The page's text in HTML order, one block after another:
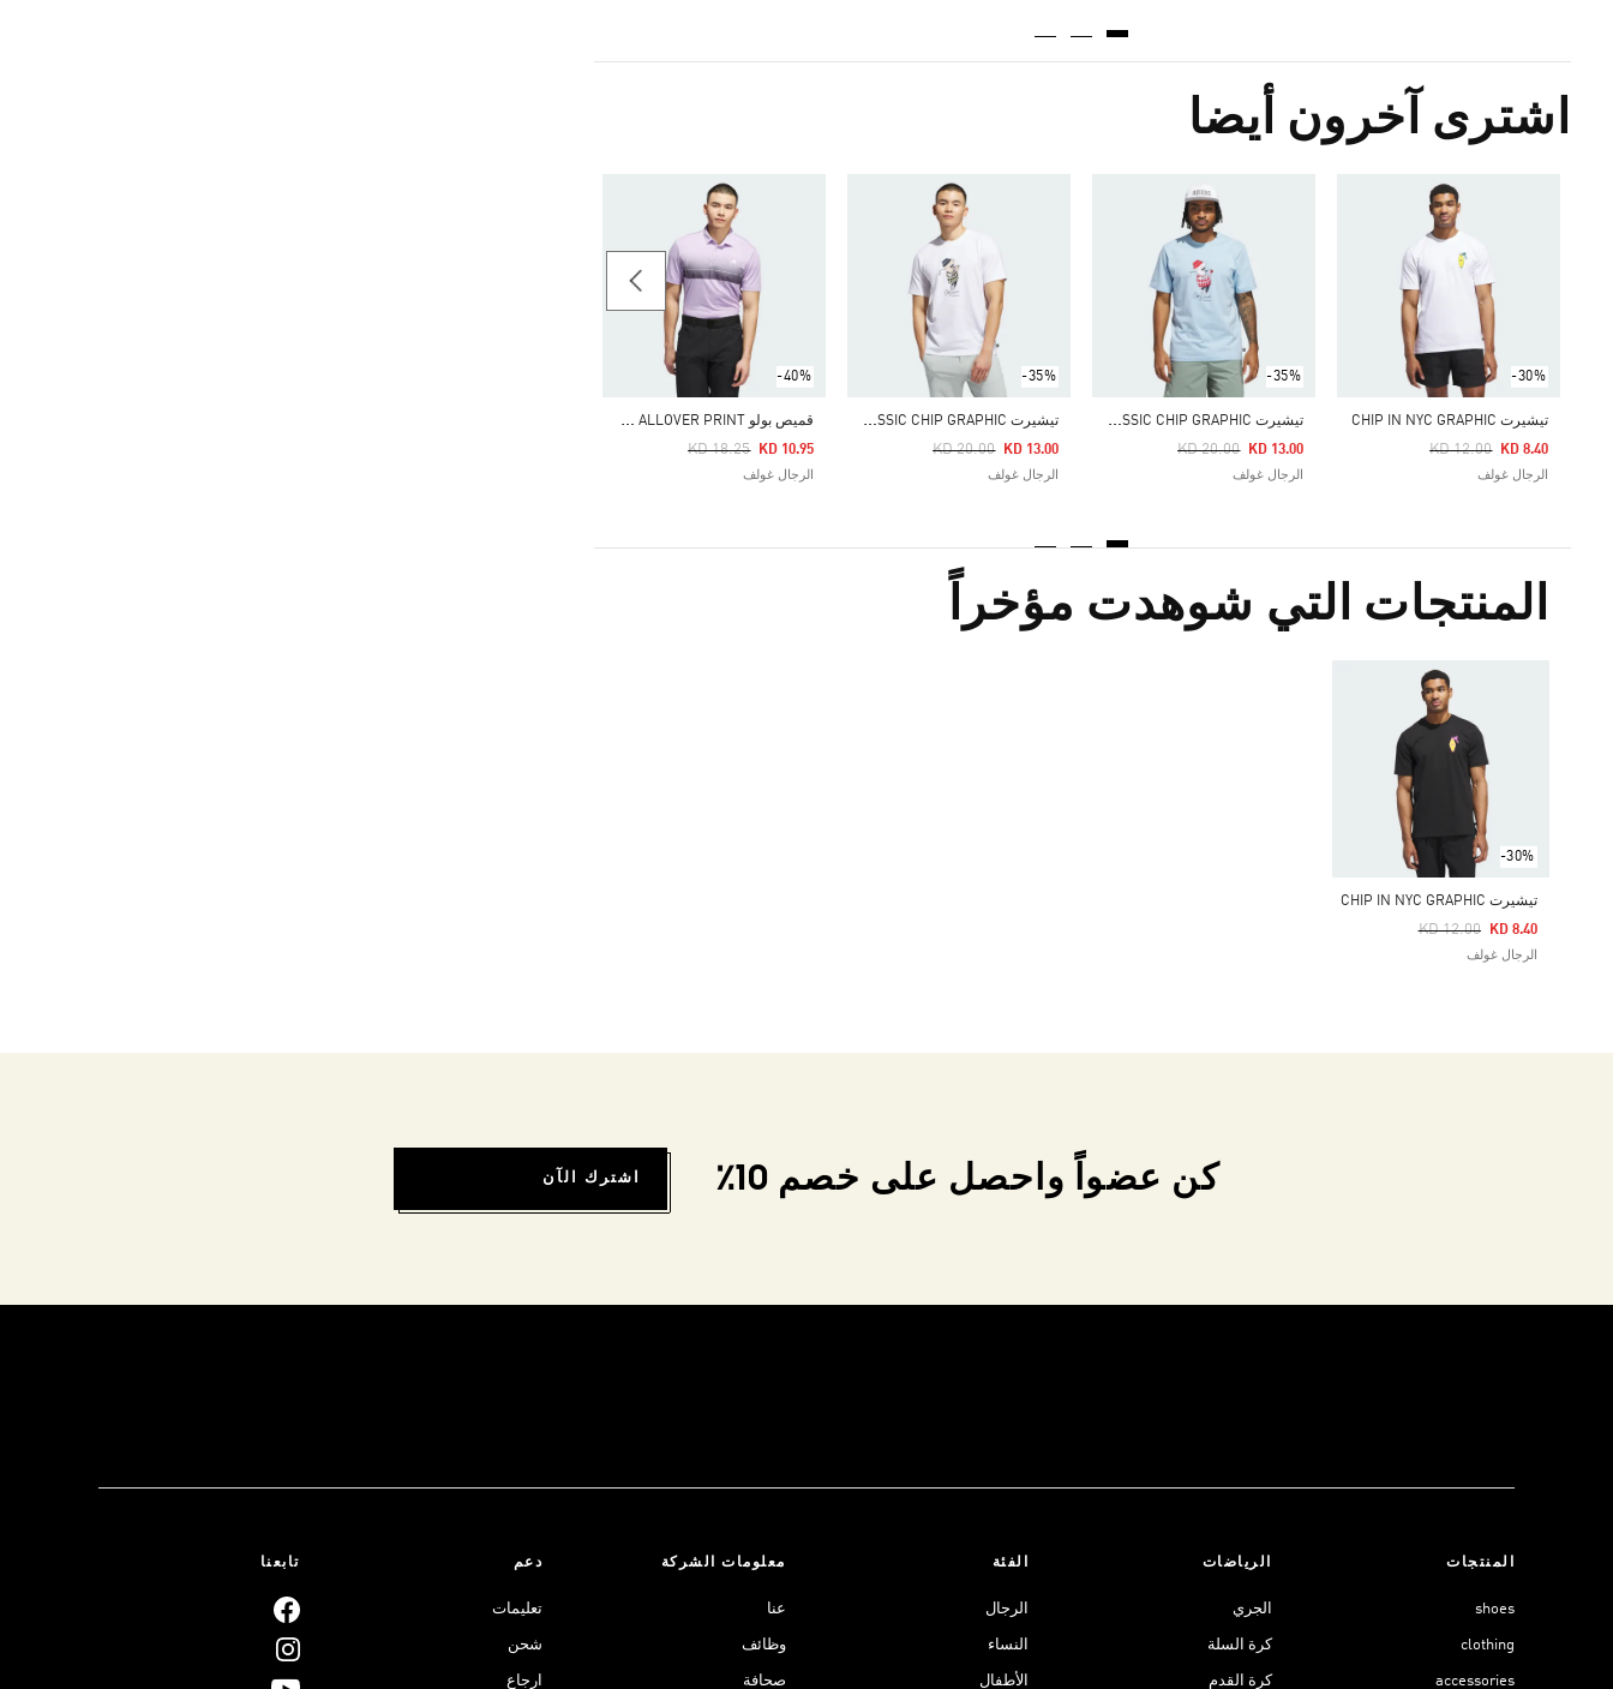
اشترى آخرون أيضا
-30%
تيشيرت CHIP IN NYC GRAPHIC
Price Reduced From
KD 12.00
To KD 8.40
الرجال غولف
-35%
ت
يشيرت CLASSIC CHIP GRAPHIC
Price Reduced From
KD 20.00
To KD 13.00
الرجال غولف
-35%
ت
يشيرت CLASSIC CHIP GRAPHIC
Price Reduced From
KD 20.00
To KD 13.00
الرجال غولف
-40%
ق
ميص بولو PERFORMANCE ALLOVER PRINT
Price Reduced From
KD 18.25
To KD 10.95
الرجال غولف
Price Reduced From
المنتجات التي شوهدت مؤخراً
-30%
تيشيرت CHIP IN NYC GRAPHIC
Price Reduced From
KD 12.00
To KD 8.40
الرجال غولف
كن عضواً واحصل على خصم 10٪ اشترك الآن
المنتجات
shoes
clothing
accessories
الرياضات
الجري
كرة السلة
كرة القدم
الفئة
الرجال
النساء
الأطفال
معلومات الشركة
عنا
وظائف
صحافة
دعم
تعليمات
شحن
ارجاع
تابعنا